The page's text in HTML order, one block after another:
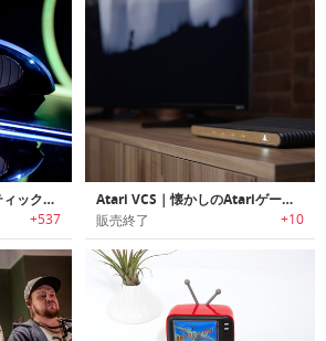
Lexip｜2つのジョイスティックを搭載した３Dゲーミングマウス「レクシップ」
+537
Atari VCS｜懐かしのAtariゲームがプレイ可能なホームエンターテイメントシステム「アタリVCS」
販売終了 +10